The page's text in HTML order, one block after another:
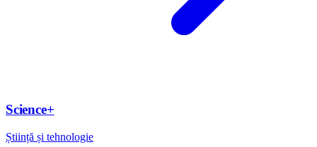
Science+
Știință și tehnologie